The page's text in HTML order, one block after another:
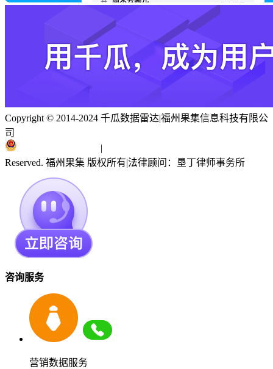
Copyright © 2014-2024 千瓜数据雷达|福州果集信息科技有限公
司
|
Reserved. 福州果集 版权所有|法律顾问：垦丁律师事务所
咨询服务
营销数据服务